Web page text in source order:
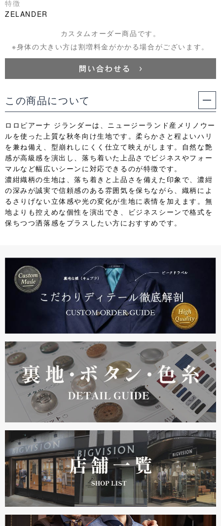
特徴
ZELANDER
カスタムオーダー商品です。
※身体の大きい方は割増料金がかかる場合がございます。
この商品について
ロロピアーナ ジランダーは、ニュージーランド産メリノウー
ルを使った上質な秋冬向け生地です。柔らかさと程よいハリ
を兼ね備え、型崩れしにくく仕立て映えがします。自然な艶
感が高級感を演出し、落ち着いた上品さでビジネスやフォー
マルなど幅広いシーンに対応できるのが特徴です。
濃紺織柄の生地は、落ち着きと上品さを備えた印象で、濃紺
の深みが誠実で信頼感のある雰囲気を保ちながら、織柄によ
るさりげない立体感や光の変化が生地に表情を加えます。無
地よりも控えめな個性を演出でき、ビジネスシーンで格式を
保ちつつ洒落感をプラスしたい方におすすめです。